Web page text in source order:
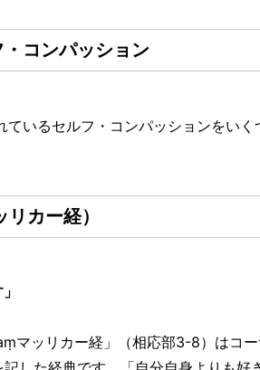
コンパッション
いるセルフ・コンパッションをいく
カー経）
ッリカー経」（相応部3-8）はコー